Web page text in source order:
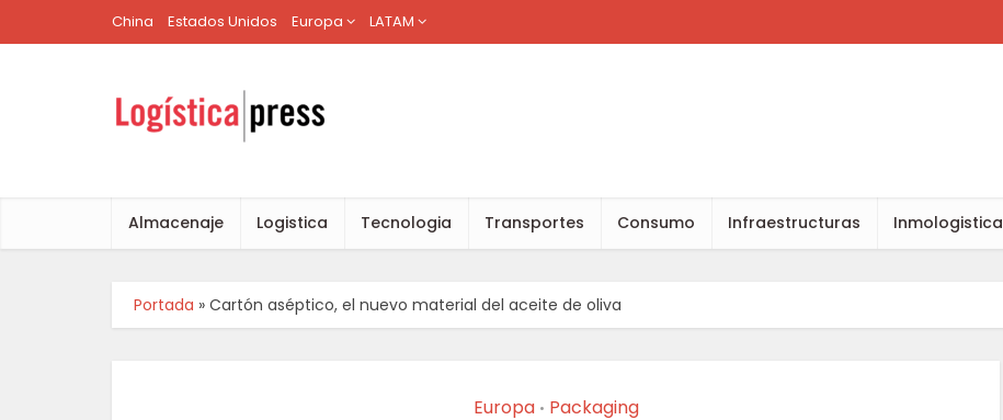
China Estados Unidos Europa LATAM
Almacenaje Logistica Tecnologia Transportes Consumo Infraestructuras Inmologistica
Portada » Cartón aséptico, el nuevo material del aceite de oliva
Europa • Packaging